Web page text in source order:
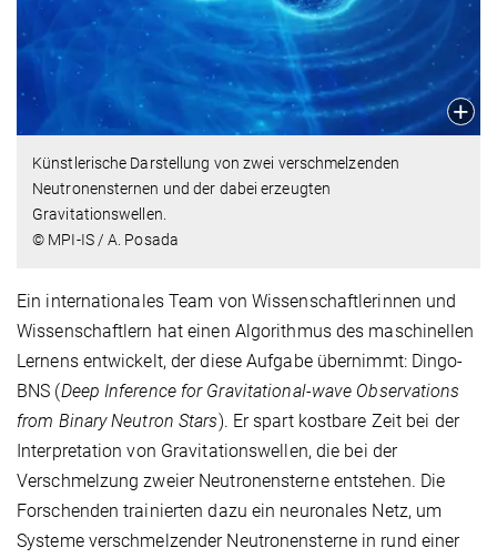
Künstlerische Darstellung von zwei verschmelzenden
Neutronensternen und der dabei erzeugten
Gravitationswellen.
© MPI-IS / A. Posada
Ein internationales Team von Wissenschaftlerinnen und
Wissenschaftlern hat einen Algorithmus des maschinellen
Lernens entwickelt, der diese Aufgabe übernimmt: Dingo-
BNS (Deep Inference for Gravitational-wave Observations
from Binary Neutron Stars). Er spart kostbare Zeit bei der
Interpretation von Gravitationswellen, die bei der
Verschmelzung zweier Neutronensterne entstehen. Die
Forschenden trainierten dazu ein neuronales Netz, um
Systeme verschmelzender Neutronensterne in rund einer